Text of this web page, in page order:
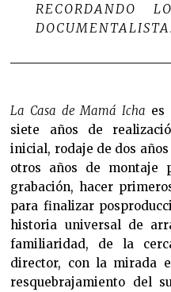
RECORDANDO
DOCUMENTALISTA.
La Casa de Mamá Icha es
siete años de
inicial, rodaje de dos
otros años de montaje
grabación, hacer
para finalizar
historia universal de
familiaridad, de la
director, con la mirada
resquebrajamiento del